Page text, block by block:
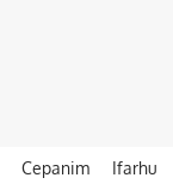
Cepanim Ifarhu